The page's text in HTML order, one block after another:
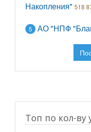
Накопления" 518
5 АО "НПФ
Топ по кол-ву